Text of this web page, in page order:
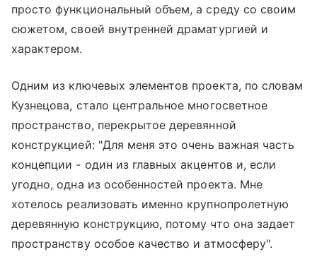
просто функциональный объем, а среду со своим
сюжетом, своей внутренней драматургией и
характером.
Одним из ключевых элементов проекта, по словам
Кузнецова, стало центральное многосветное
пространство, перекрытое деревянной
конструкцией: "Для меня это очень важная часть
концепции - один из главных акцентов и, если
угодно, одна из особенностей проекта. Мне
хотелось реализовать именно крупнопролетную
деревянную конструкцию, потому что она задает
пространству особое качество и атмосферу".